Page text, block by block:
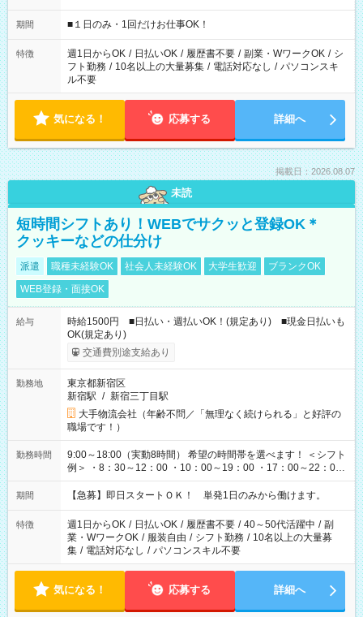
etc ★最短で3時間で5,120円のお仕事から 15時間で2万円近く稼
げるお仕事も！ ご希望のお時間に合わせてご紹介！ ※シフトは
ください！
期間 ■１日のみ・1回だけお仕事OK！
特徴 週1日からOK / 日払いOK / 履歴書不要 / 副業・WワークOK / シ
フト勤務 / 10名以上の大量募集 / 電話対応なし / パソコンスキ
ル不要
気になる！ 応募する 詳細へ
掲載日：2026.08.07
未読
短時間シフトあり！WEBでサクッと登録OK＊
クッキーなどの仕分け
派遣 職種未経験OK 社会人未経験OK 大学生歓迎
ブランクOK
WEB登録・面接OK
給与
時給1500円 ■日払い・週払いOK！(規定あり) ■現金日払いも
OK(規定あり)
交通費別途支給あり
勤務地
東京都新宿区
新宿駅 / 新宿三丁目駅
大手物流会社（年齢不問／「無理なく続けられる」と好評の
職場です！）
勤務時間
9:00～18:00（実動8時間） 希望の時間帯を選べます！ ＜シフト
例＞ ・8：30～12：00 ・10：00～19：00 ・17：00～22：00
・13：00～22：00 ・22：00～翌6：00 など
期間 【急募】即日スタートＯＫ！ 単発1日のみから働けます。
特徴 週1日からOK / 日払いOK / 履歴書不要 / 40～50代活躍中 / 副
業・WワークOK / 服装自由 / シフト勤務 / 10名以上の大量募
集 / 電話対応なし / パソコンスキル不要
気になる！ 応募する 詳細へ